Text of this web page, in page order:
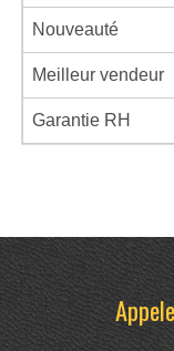
Nouveauté
Meilleur vendeur
Garantie RH